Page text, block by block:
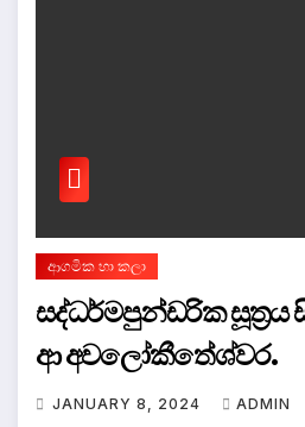
ආගමික හා කලා
සද්ධර්මපුන්ඩරික සූත්‍රය
ආ අවලෝකීතේශ්වර.
JANUARY 8, 2024 ADMIN